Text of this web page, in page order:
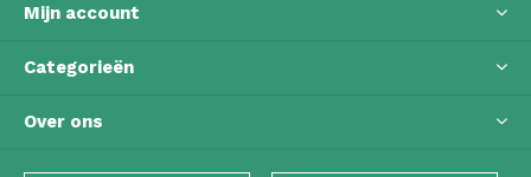
Mijn account
Categorieën
Over ons